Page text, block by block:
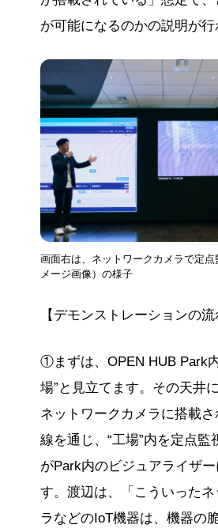
が可能になるのかの説明が行
画面右は、ネットワークカメラで定点
メージ画像）の様子
【デモンストレーションの流
①まずは、OPEN HUB Park
場”と見立てます。その天井
ネットワークカメラに搭載さ
線を通じ、“工場”内を定点監
がPark内のビジュアライザ
す。渡辺は、「こういったネ
ラなどのIoT機器は、機器の